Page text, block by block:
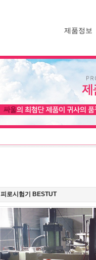
제품정보
피로시험기 BESTUT